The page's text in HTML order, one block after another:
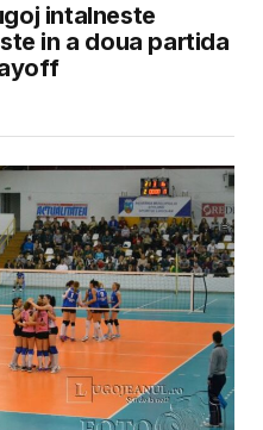
intalneste
in a doua partida